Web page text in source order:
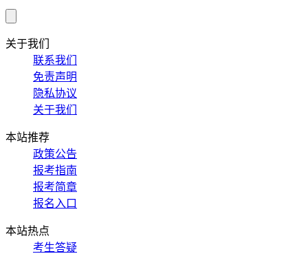
关于我们
联系我们
免责声明
隐私协议
关于我们
本站推荐
政策公告
报考指南
报考简章
报名入口
本站热点
考生答疑